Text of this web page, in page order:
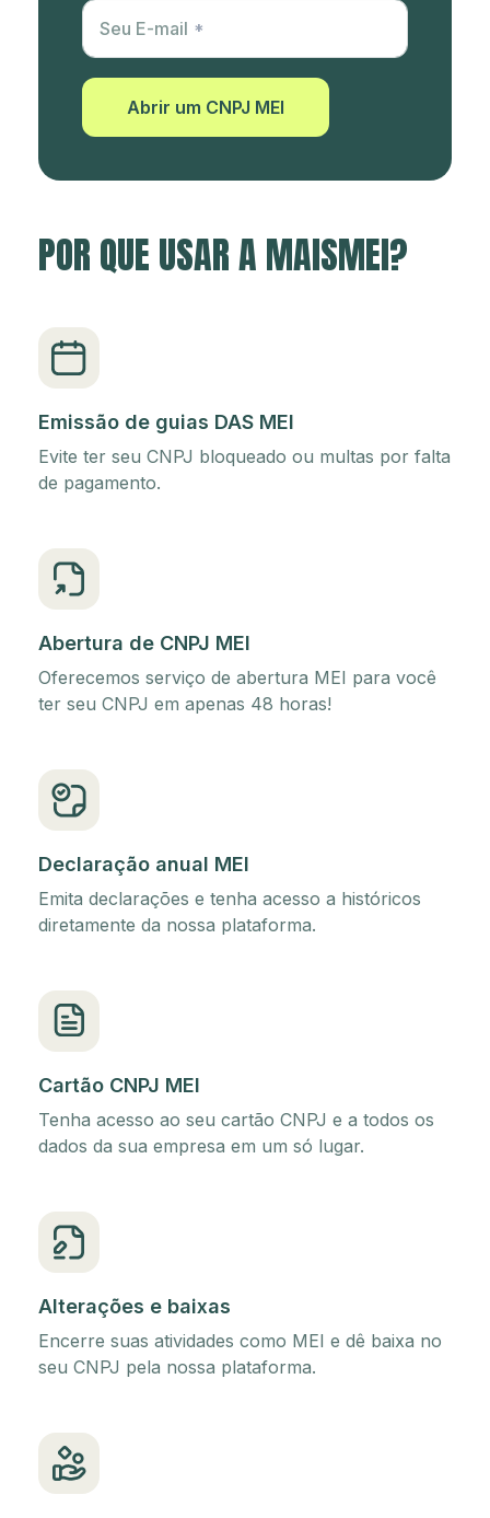
Utm Content
Seu E-mail
Abrir um CNPJ MEI
POR QUE USAR A MAISMEI?
Emissão de guias DAS MEI
Evite ter seu CNPJ bloqueado ou multas por falta
de pagamento.
Abertura de CNPJ MEI
Oferecemos serviço de abertura MEI para você
ter seu CNPJ em apenas 48 horas!
Declaração anual MEI
Emita declarações e tenha acesso a históricos
diretamente da nossa plataforma.
Cartão CNPJ MEI
Tenha acesso ao seu cartão CNPJ e a todos os
dados da sua empresa em um só lugar.
Alterações e baixas
Encerre suas atividades como MEI e dê baixa no
seu CNPJ pela nossa plataforma.